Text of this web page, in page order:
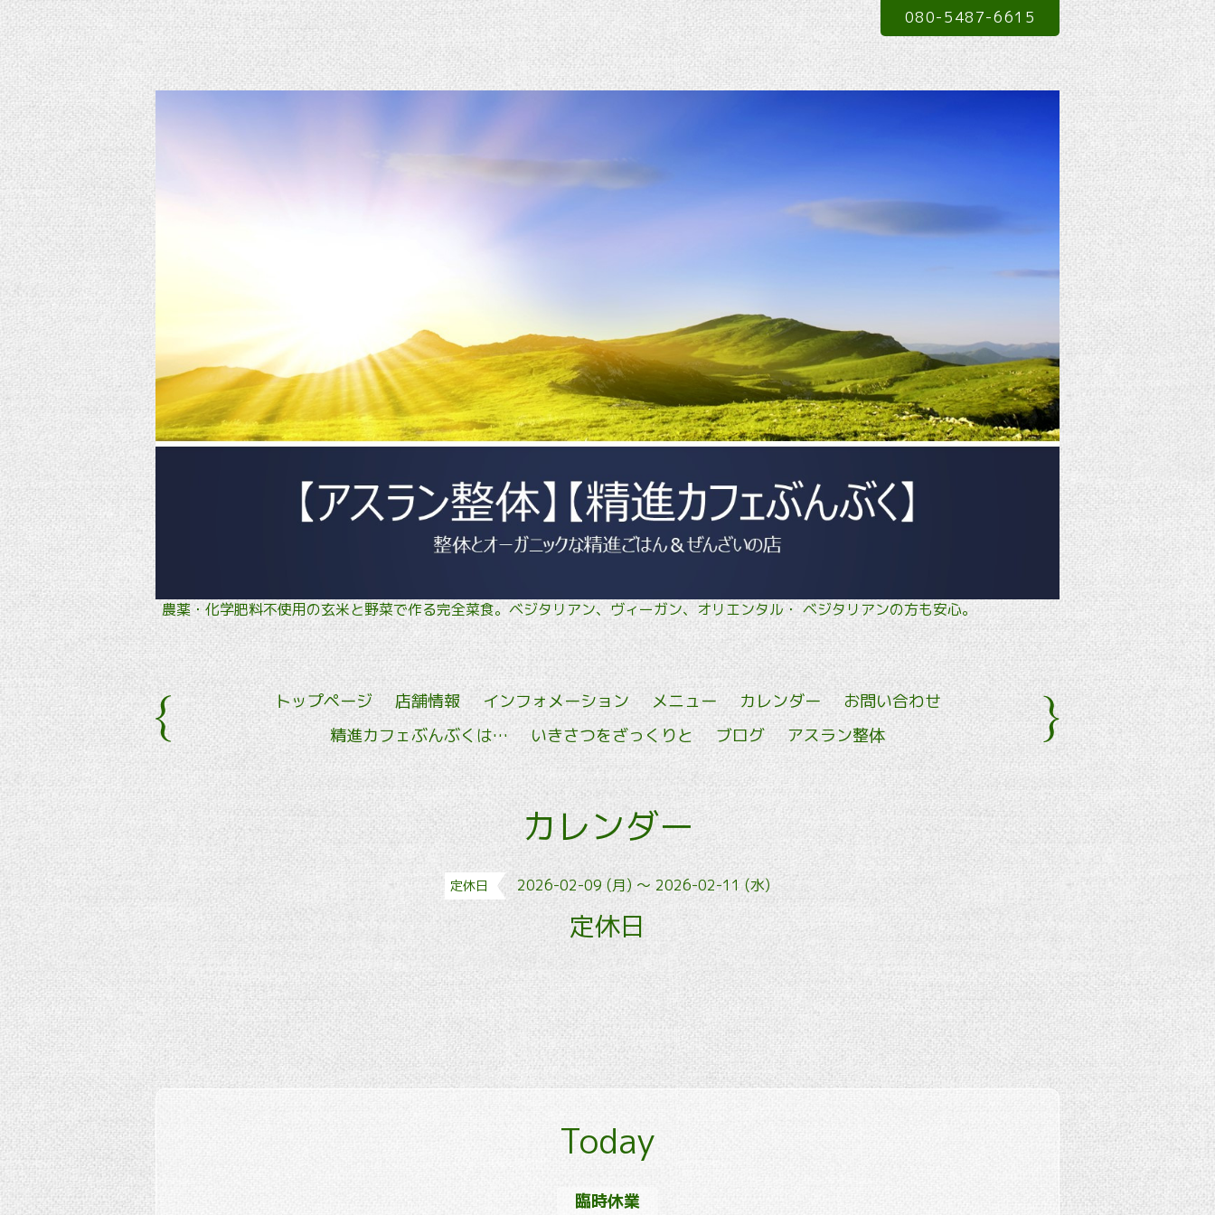
農薬・化学肥料不使用の玄米と野菜で作る完全菜食。ベジタリアン、ヴィーガン、オリエンタル・ ベジタリアンの方も安心。
080-5487-6615
トップページ 店舗情報 インフォメーション メニュー カレンダー
お問い合わせ
精進カフェぶんぶくは…
いきさつをざっくりと ブログ アスラン整体
カレンダー
定休日 2026-02-09 (月) ～ 2026-02-11 (水)
定休日
Today
臨時休業